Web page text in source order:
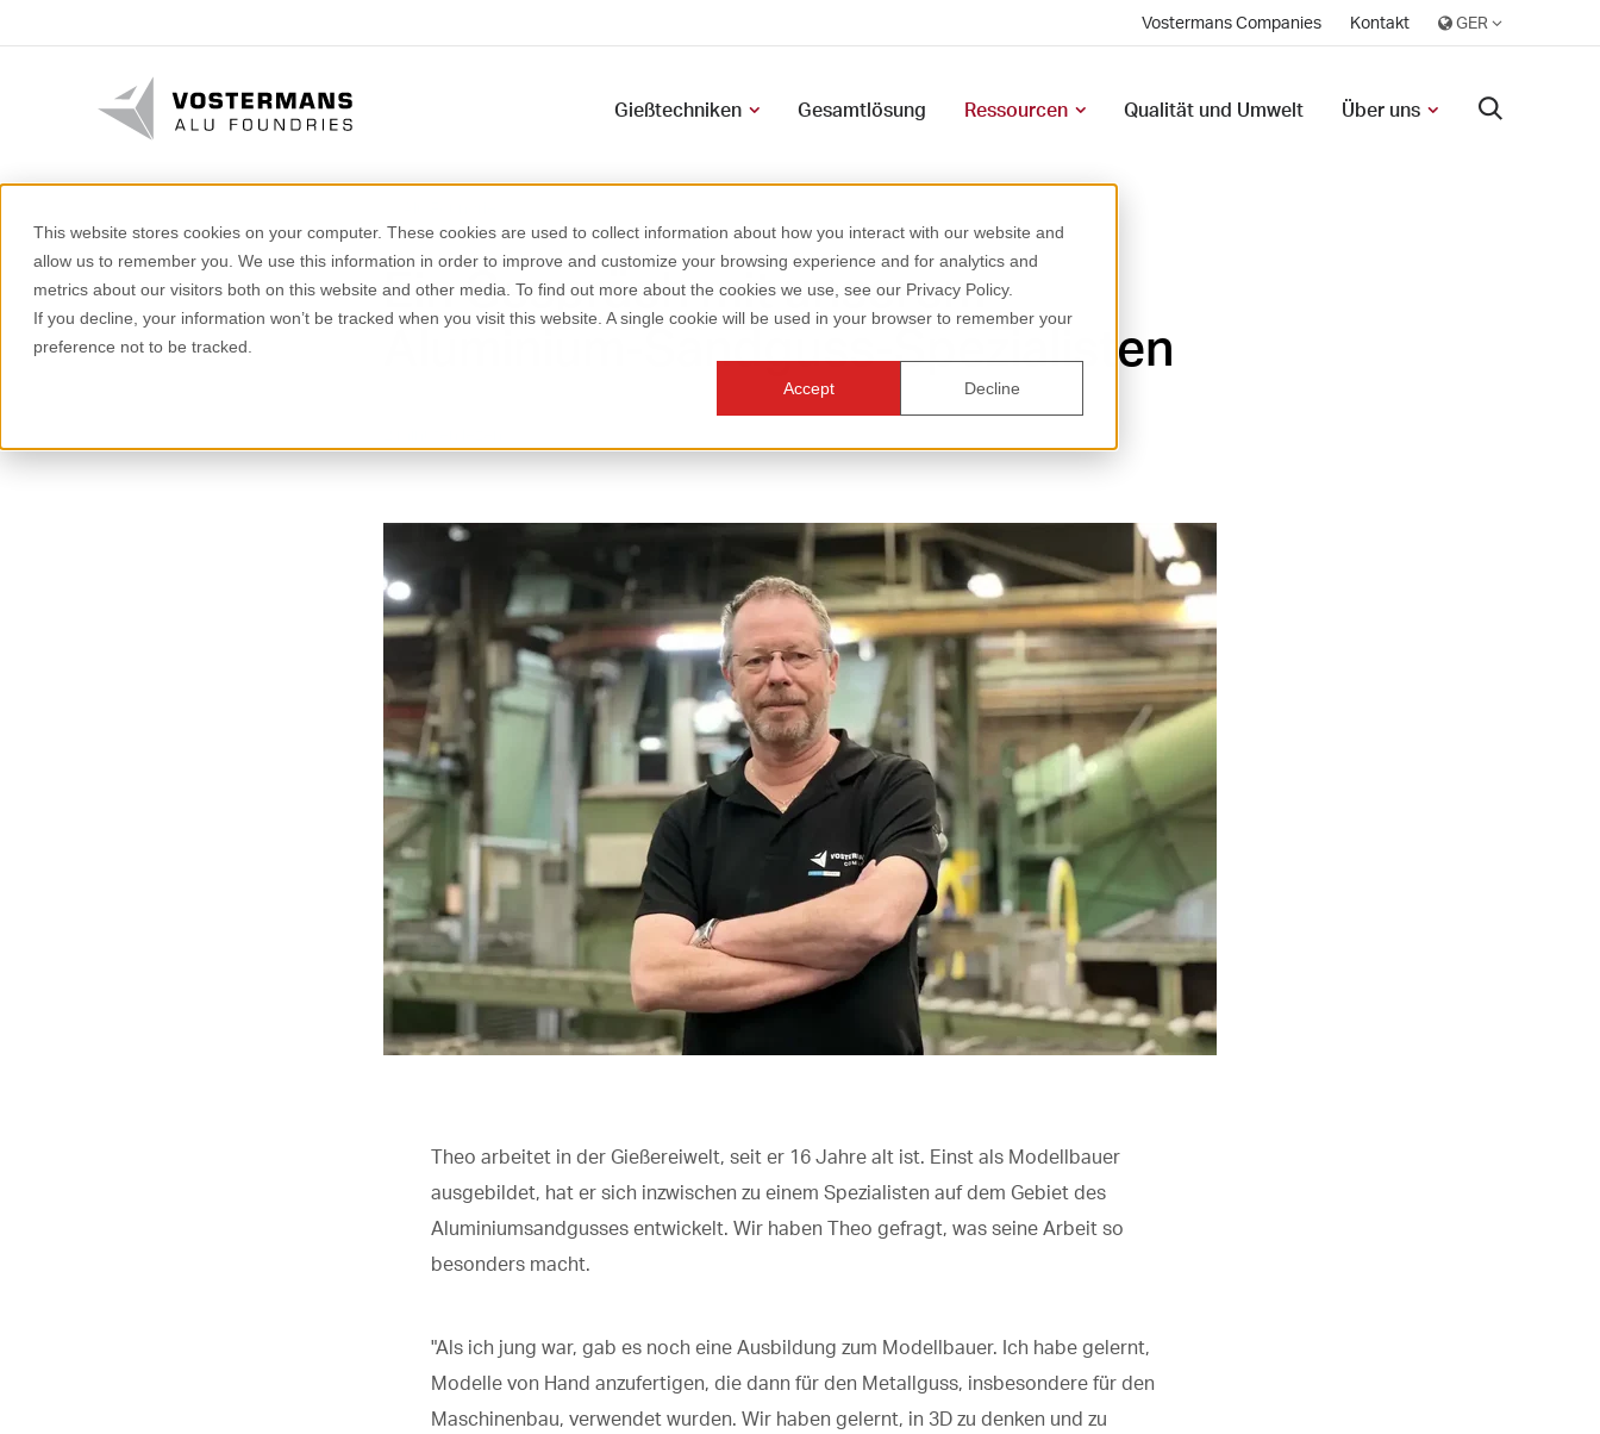
This website stores cookies on your computer. These cookies are used to collect information about how you interact with our website and
allow us to remember you. We use this information in order to improve and customize your browsing experience and for analytics and
metrics about our visitors both on this website and other media. To find out more about the cookies we use, see our Privacy Policy.
If you decline, your information won’t be tracked when you visit this website. A single cookie will be used in your browser to remember your
preference not to be tracked.
Accept Decline
Vostermans Companies Kontakt
Gießtechniken Gesamtlösung Ressourcen Qualität und Umwelt Über uns
Ein Gespräch mit unserem
Aluminium-Sandguss-Spezialisten
Theo arbeitet in der Gießereiwelt, seit er 16 Jahre alt ist. Einst als Modellbauer
ausgebildet, hat er sich inzwischen zu einem Spezialisten auf dem Gebiet des
Aluminiumsandgusses entwickelt. Wir haben Theo gefragt, was seine Arbeit so
besonders macht.
"Als ich jung war, gab es noch eine Ausbildung zum Modellbauer. Ich habe gelernt,
Modelle von Hand anzufertigen, die dann für den Metallguss, insbesondere für den
Maschinenbau, verwendet wurden. Wir haben gelernt, in 3D zu denken und zu